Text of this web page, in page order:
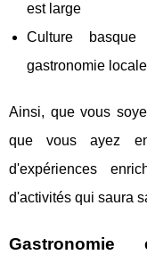
est large
Culture
gastronomie locale
Ainsi, que vous
que vous ayez
d'expériences
d'activités qui saura